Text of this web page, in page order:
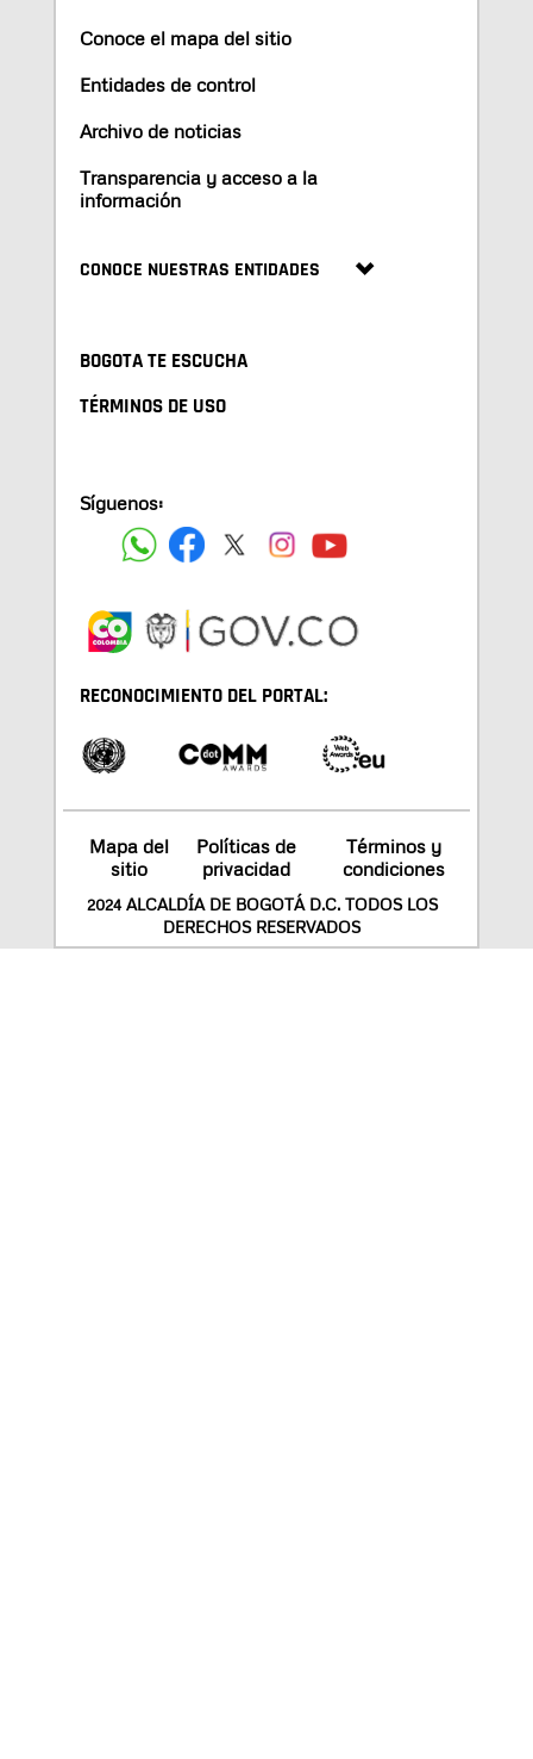
Conoce el mapa del sitio
Entidades de control
Archivo de noticias
Transparencia y acceso a la
información
CONOCE NUESTRAS ENTIDADES
BOGOTA TE ESCUCHA
TÉRMINOS DE USO
Síguenos:
RECONOCIMIENTO DEL PORTAL:
Mapa del
sitio
Políticas de
privacidad
Términos y
condiciones
2024 ALCALDÍA DE BOGOTÁ D.C. TODOS LOS
DERECHOS RESERVADOS